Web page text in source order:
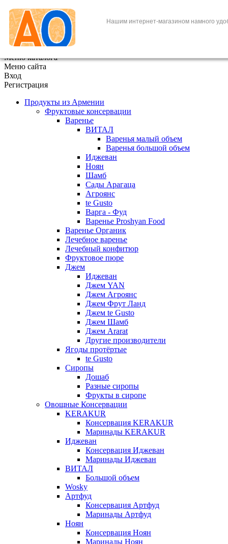
Нашим интернет-магазином намного
+7 (495) 646-888-1
В корзине 0 товаров
Меню каталога
Меню сайта
Вход
Регистрация
Продукты из Армении
Фруктовые консервации
Варенье
ВИТАЛ
Варенья малый объем
Варенья большой объем
Иджеван
Ноян
Шамб
Сады Арагаца
Агроянс
te Gusto
Варга - Фуд
Варенье Proshyan Food
Варенье Органик
Лечебное варенье
Лечебный конфитюр
Фруктовое пюре
Джем
Иджеван
Джем YAN
Джем Агроянс
Джем Фрут Ланд
Джем te Gusto
Джем Шамб
Джем Ararat
Другие производители
Ягоды протёртые
te Gusto
Сиропы
Дошаб
Разные сиропы
Фрукты в сиропе
Овощные Консервации
KERAKUR
Консервация KERAKUR
Маринады KERAKUR
Иджеван
Консервация Иджеван
Маринады Иджеван
ВИТАЛ
Большой объем
Wosky
Артфуд
Консервация Артфуд
Маринады Артфуд
Ноян
Консервация Ноян
Маринады Ноян